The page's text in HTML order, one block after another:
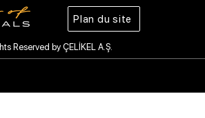
Plan du site
Reserved by ÇELİKEL A.Ş.